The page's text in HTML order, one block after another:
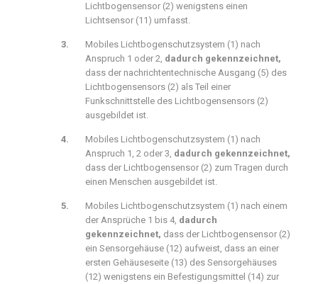
Lichtbogensensor (2) wenigstens einen
Lichtsensor (11 ) umfasst.
Mobiles Lichtbogenschutzsystem (1 ) nach
Anspruch 1 oder 2, dadurch gekennzeichnet,
dass der nachrichtentechnische Ausgang (5) des
Lichtbogensensors (2) als Teil einer
Funkschnittstelle des Lichtbogensensors (2)
ausgebildet ist.
Mobiles Lichtbogenschutzsystem (1 ) nach
Anspruch 1, 2 oder 3, dadurch gekennzeichnet,
dass der Lichtbogensensor (2) zum Tragen durch
einen Menschen ausgebildet ist.
Mobiles Lichtbogenschutzsystem (1 ) nach einem
der Ansprüche 1 bis 4, dadurch
gekennzeichnet, dass der Lichtbogensensor (2)
ein Sensorgehäuse (12) aufweist, dass an einer
ersten Gehäuseseite (13) des Sensorgehäuses
(12) wenigstens ein Befestigungsmittel (14) zur